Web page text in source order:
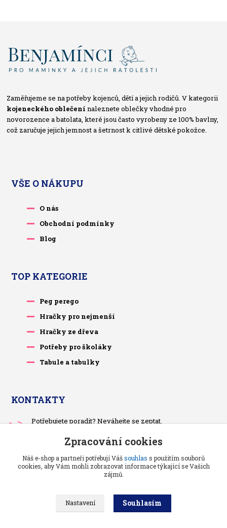
Zaměřujeme se na potřeby kojenců, dětí a jejich rodičů. V kategorii
kojeneckého oblečení naleznete oblečky vhodné pro
novorozence a batolata, které jsou často vyrobeny ze 100% bavlny,
což zaručuje jejich jemnost a šetrnost k citlivé dětské pokožce.
VŠE O NÁKUPU
O nás
Obchodní podmínky
Blog
TOP KATEGORIE
Peg perego
Hračky pro nejmenší
Hračky ze dřeva
Potřeby pro školáky
Tabule a tabulky
KONTAKTY
Potřebujete poradit? Neváhejte se zeptat.
Po-čt, po 13 hodině
pietrasova.p@seznam.cz
Zpracování cookies
Náš e-shop a partneři potřebují Vášsouhlas s použitím souborů
cookies, aby Vám mohli zobrazovat informace týkající se Vašich
zájmů.
Nastavení Souhlasím